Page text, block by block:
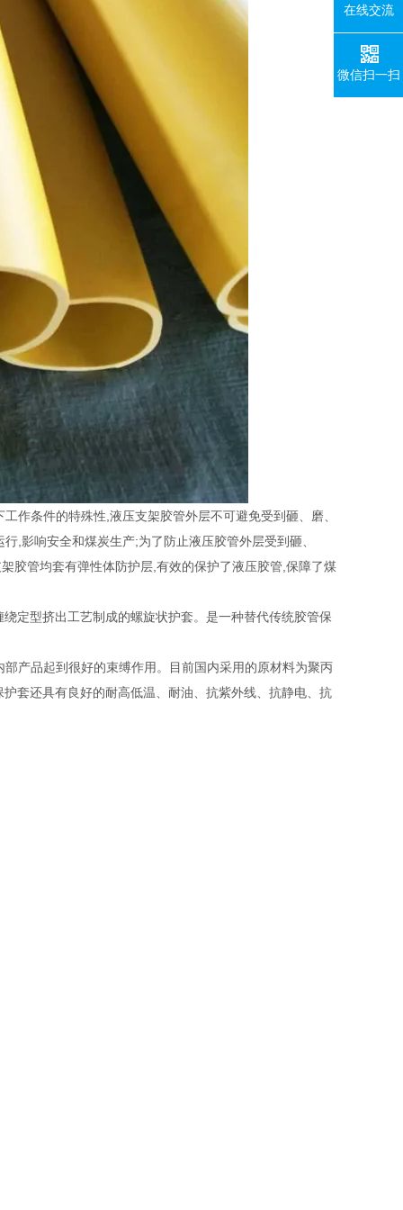
作条件的特殊性,液压支架胶管外层不可避免受到砸、磨、
,影响安全和煤炭生产;为了防止液压胶管外层受到砸、
胶管均套有弹性体防护层,有效的保护了液压胶管,保障了煤
定型挤出工艺制成的螺旋状护套。是一种替代传统胶管保
产品起到很好的束缚作用。目前国内采用的原材料为聚丙
套还具有良好的耐高低温、耐油、抗紫外线、抗静电、抗
在线交流
微信扫一扫